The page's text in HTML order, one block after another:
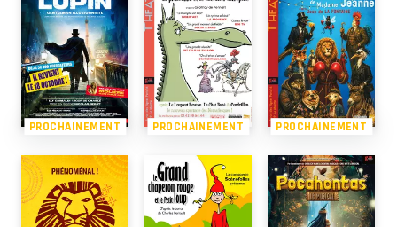
PROCHAINEMENT PROCHAINEMENT PROCHAINEMENT